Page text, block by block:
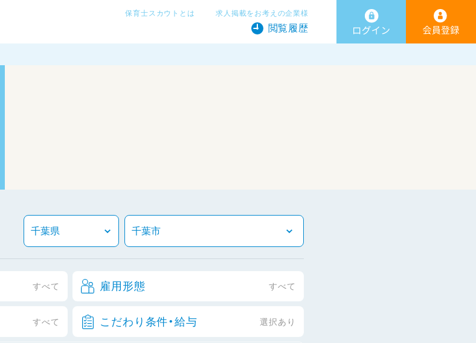
保育士スカウトとは 求人掲載をお考えの企業様
閲覧履歴
すべて 雇用形態 すべて
すべて こだわり条件・給与 選択あり